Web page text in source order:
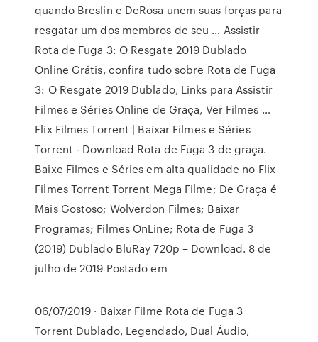
quando Breslin e DeRosa unem suas forças para
resgatar um dos membros de seu … Assistir
Rota de Fuga 3: O Resgate 2019 Dublado
Online Grátis, confira tudo sobre Rota de Fuga
3: O Resgate 2019 Dublado, Links para Assistir
Filmes e Séries Online de Graça, Ver Filmes …
Flix Filmes Torrent | Baixar Filmes e Séries
Torrent - Download Rota de Fuga 3 de graça.
Baixe Filmes e Séries em alta qualidade no Flix
Filmes Torrent Torrent Mega Filme; De Graça é
Mais Gostoso; Wolverdon Filmes; Baixar
Programas; Filmes OnLine; Rota de Fuga 3
(2019) Dublado BluRay 720p – Download. 8 de
julho de 2019 Postado em
06/07/2019 · Baixar Filme Rota de Fuga 3
Torrent Dublado, Legendado, Dual Áudio,